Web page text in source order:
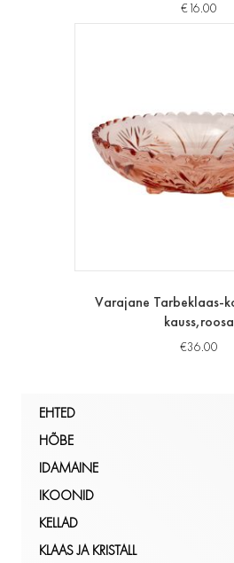
EHTED
HÕBE
KULD
MUU
KÕIKEHTED
HÕBE
NÕUD, POKAALID
PITSID, TOPSID
SERVIISID
SÖÖGIRIISTAD
IDAMAINE
LUUST JA ELEVANDILUUST
KÕIKIDAMAINE
IKOONID
IKOONILAMBID
KÕIKIKOONID
KELLAD
KÄEKELLAD
KLAAS JA KRISTALL
€16.00
Varajane Tarbeklaas-
kauss,roosa
€36.00